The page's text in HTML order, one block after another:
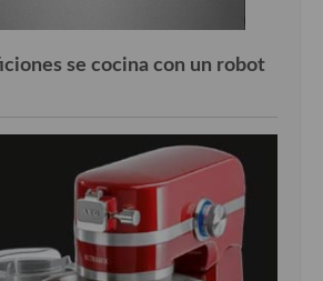
se cocina con un robot